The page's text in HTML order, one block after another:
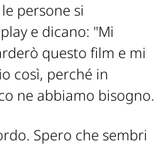
persone si
e dicano: "Mi
questo film e mi
così, perché in
ne abbiamo bisogno.
Spero che sembri